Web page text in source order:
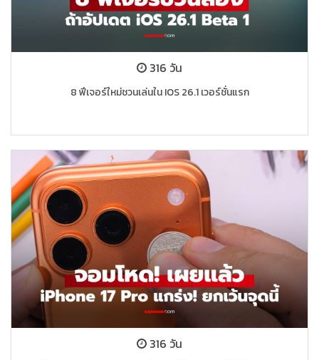
316 วัน
8 ฟีเจอร์ใหม่ชวนเล่นใน IOS 26.1 เวอร์ชั่นแรก
316 วัน